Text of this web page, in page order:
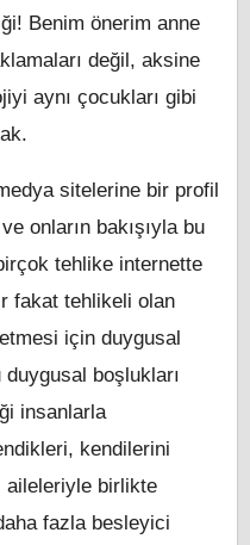
Benim önerim anne
değil, aksine
aynı çocukları gibi
sitelerine bir profil
onların bakışıyla bu
tehlike internette
fakat tehlikeli olan
için duygusal
duygusal boşlukları
insanlarla
kendilerini
aileleriyle birlikte
fazla besleyici